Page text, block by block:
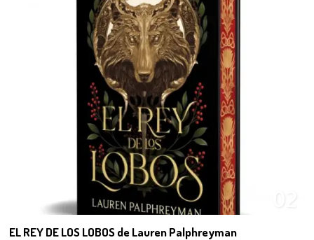
EL REY DE LOS LOBOS de Lauren Palphreyman